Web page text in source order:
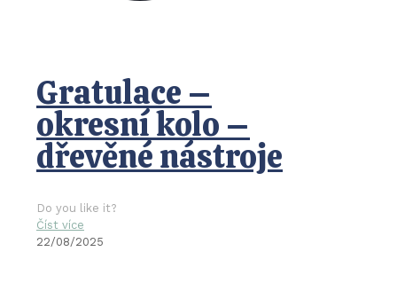
Gratulace –
okresní kolo –
dřevěné nástroje
Do you like it?
Číst více
22/08/2025